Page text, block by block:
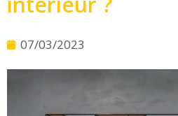
07/03/2023